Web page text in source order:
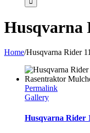
Husqvarna
Home/Husqvarna Rider
Permalink
Gallery
Husqvarna Rider